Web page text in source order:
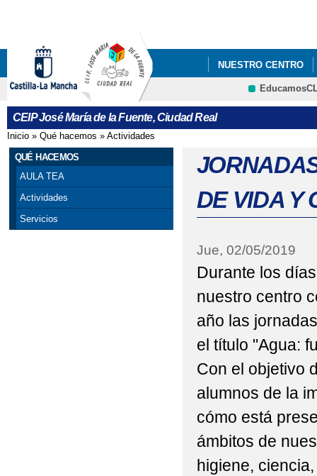
NUESTRO CENTRO
CEIP José María de la Fuente, Ciudad Real
Se encuentra usted aquí
Inicio » Qué hacemos » Actividades
QUÉ HACEMOS
AULA TEA
Actividades
Servicios
DE VIDA Y
Jue, 02/05/2019
Durante los
nuestro centro
año las
el título "Agua:
Con el objetivo
alumnos de la
cómo está
ámbitos de
higiene,